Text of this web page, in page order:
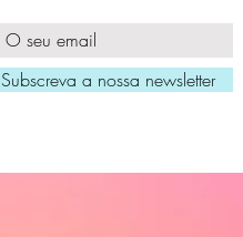
Subscreva a nossa newsletter